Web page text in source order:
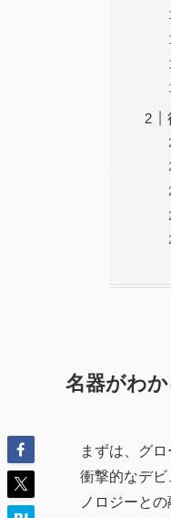
名器がわ
まずは、グ
衝撃的なデ
ノロジーと